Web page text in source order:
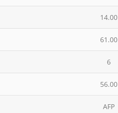
14.00
61.00
6
56.00
AFP